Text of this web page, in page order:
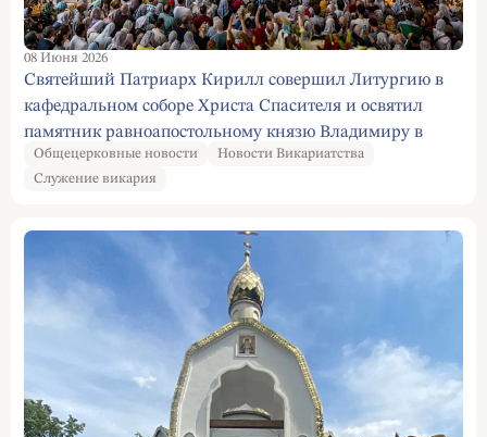
08 Июня 2026
Святейший Патриарх Кирилл совершил Литургию в
кафедральном соборе Христа Спасителя и освятил
памятник равноапостольному князю Владимиру в
Калининграде
Общецерковные новости
Новости Викариатства
Служение викария